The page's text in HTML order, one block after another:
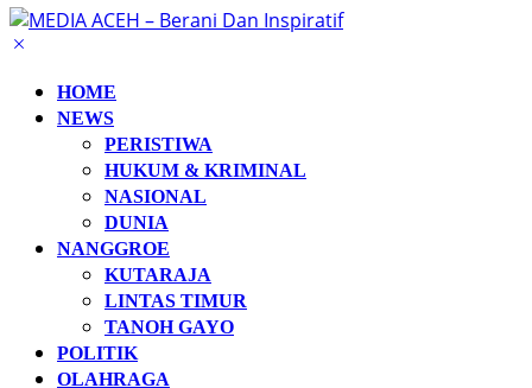
HOME
NEWS
PERISTIWA
HUKUM & KRIMINAL
NASIONAL
DUNIA
NANGGROE
KUTARAJA
LINTAS TIMUR
TANOH GAYO
POLITIK
OLAHRAGA